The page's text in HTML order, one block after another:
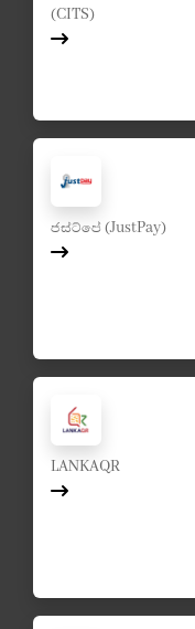
(CITS)
ජස්ට්පේ (JustPay)
LANKAQR